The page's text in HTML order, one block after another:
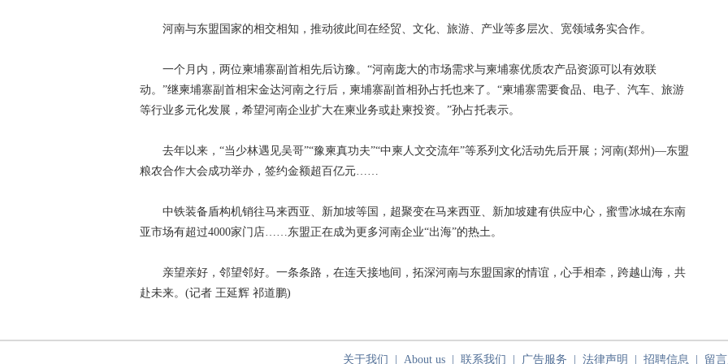
河南与东盟国家的相交相知，推动彼此间在经贸、文化、旅游、产业等多层次、宽领域务实合作。
一个月内，两位柬埔寨副首相先后访豫。“河南庞大的市场需求与柬埔寨优质农产品资源可以有效联
动。”继柬埔寨副首相宋金达河南之行后，柬埔寨副首相孙占托也来了。“柬埔寨需要食品、电子、汽车、旅游
等行业多元化发展，希望河南企业扩大在柬业务或赴柬投资。”孙占托表示。
去年以来，“当少林遇见吴哥”“豫柬真功夫”“中柬人文交流年”等系列文化活动先后开展；河南(郑州)—东盟
粮农合作大会成功举办，签约金额超百亿元……
中铁装备盾构机销往马来西亚、新加坡等国，超聚变在马来西亚、新加坡建有供应中心，蜜雪冰城在东南
亚市场有超过4000家门店……东盟正在成为更多河南企业“出海”的热土。
亲望亲好，邻望邻好。一条条路，在连天接地间，拓深河南与东盟国家的情谊，心手相牵，跨越山海，共
赴未来。(记者 王延辉 祁道鹏)
关于我们 About us| 联系我们 广告服务 法律声明 招聘信息 留